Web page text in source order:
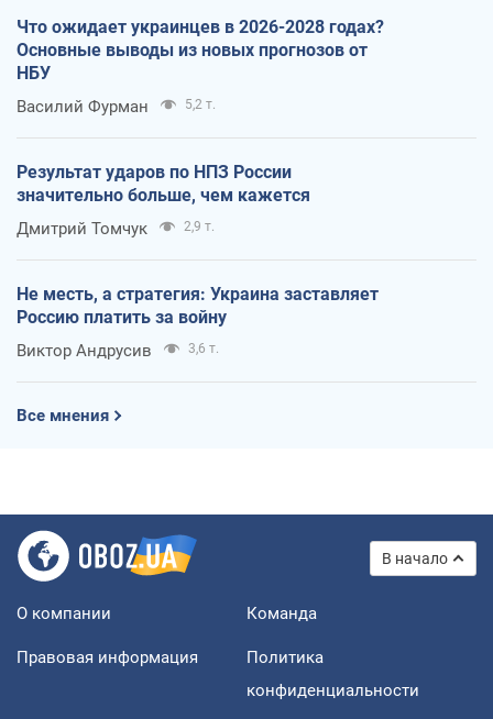
Что ожидает украинцев в 2026-2028 годах?
Основные выводы из новых прогнозов от
НБУ
Василий Фурман 5,2 т.
Результат ударов по НПЗ России
значительно больше, чем кажется
Дмитрий Томчук 2,9 т.
Не месть, а стратегия: Украина заставляет
Россию платить за войну
Виктор Андрусив 3,6 т.
Все мнения
В начало
О компании Команда
Правовая информация
Политика
конфиденциальности